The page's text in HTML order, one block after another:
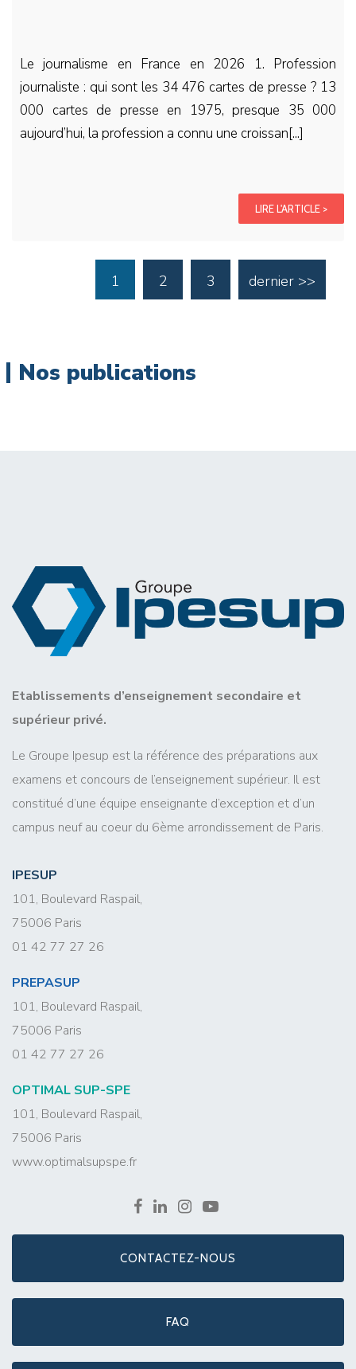
Le journalisme en France en 2026 1. Profession
journaliste : qui sont les 34 476 cartes de presse ? 13
000 cartes de presse en 1975, presque 35 000
aujourd’hui, la profession a connu une croissan[...]
LIRE L'ARTICLE >
1 2 3 dernier >>
Nos publications
Etablissements d’enseignement secondaire et
supérieur privé.
Le Groupe Ipesup est la référence des préparations aux
examens et concours de l’enseignement supérieur. Il est
constitué d’une équipe enseignante d’exception et d’un
campus neuf au coeur du 6ème arrondissement de Paris.
IPESUP
101, Boulevard Raspail,
75006 Paris
01 42 77 27 26
PREPASUP
101, Boulevard Raspail,
75006 Paris
01 42 77 27 26
OPTIMAL SUP-SPE
101, Boulevard Raspail,
75006 Paris
www.optimalsupspe.fr
CONTACTEZ-NOUS
FAQ